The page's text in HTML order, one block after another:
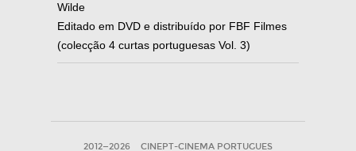
Wilde
Editado em DVD e distribuído por FBF Filmes
(colecção 4 curtas portuguesas Vol. 3)
2012—2026 CINEPT-CINEMA PORTUGUES